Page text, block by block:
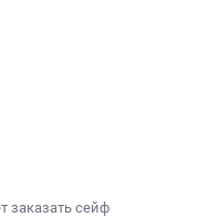
заказатьсейф